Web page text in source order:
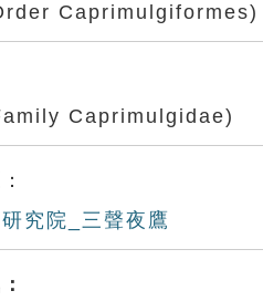
Caprimulgiformes)
Caprimulgidae)
究院_三聲夜鷹